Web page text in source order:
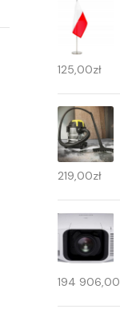
125,00zł
219,00zł
194 906,00